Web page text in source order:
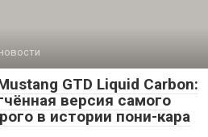
GTD Liquid Carbon:
версия самого
в истории пони-кара